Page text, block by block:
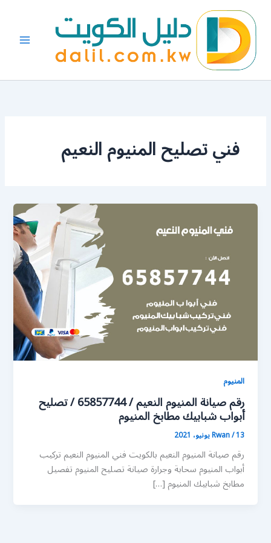
المحتوى
فني تصليح المنيوم النعيم
المنيوم
رقم صيانة المنيوم النعيم / 65857744 / تصليح
أبواب شبابيك مطابخ المنيوم
Rwan/13 يونيو، 2021
رقم صيانة المنيوم النعيم بالكويت فني المنيوم النعيم تركيب
أبواب المنيوم سحابة وجرارة صيانة تصليح المنيوم تفصيل
مطابخ شبابيك المنيوم […]